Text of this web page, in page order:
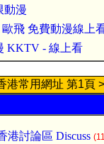
動漫
飛 免費動漫線上
KKTV - 線上看
港常用網址 第1頁
港討論區 Discuss